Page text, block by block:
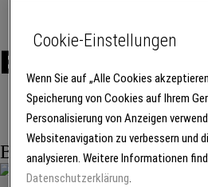
Bauphysik
Broschüre
Cookie-Einstellungen
Wenn Sie auf „Alle Cookies
Speicherung von Cookies auf Ihrem
Personalisierung von Anzeigen
Websitenavigation zu verbessern und
analysieren. Weitere Informationen
Datenschutzerklärung.